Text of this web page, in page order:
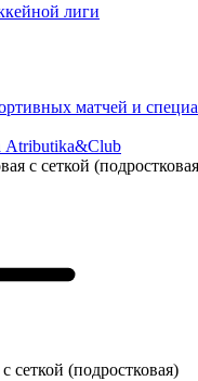
лиги
матчей и
Atributika&Club
с сеткой